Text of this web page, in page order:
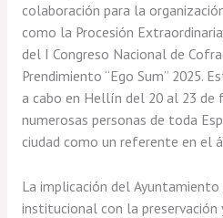
colaboración para la
como la Procesión
del I Congreso Nacional de
Prendimiento “Ego Sum” 2025.
a cabo en Hellín del 20 al 23 de
numerosas personas de toda
ciudad como un referente en el
La implicación del
institucional con la preservación